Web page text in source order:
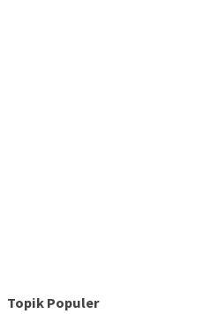
Topik Populer